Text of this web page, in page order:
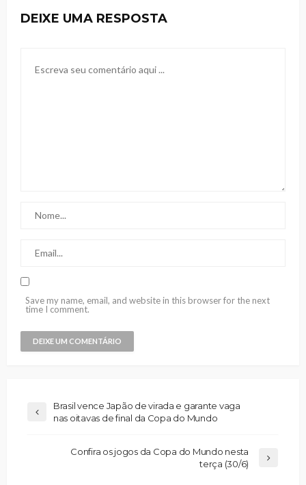
DEIXE UMA RESPOSTA
Save my name, email, and website in this browser for the next
time I comment.
Brasil vence Japão de virada e garante vaga
nas oitavas de final da Copa do Mundo
Confira os jogos da Copa do Mundo nesta
terça (30/6)